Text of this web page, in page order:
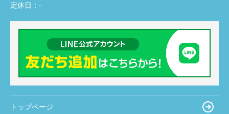
定休日： -
トップページ